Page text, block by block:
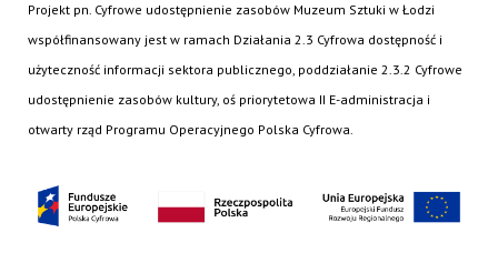
Projekt pn. Cyfrowe udostępnienie zasobów Muzeum Sztuki w Łodzi
współfinansowany jest w ramach Działania 2.3 Cyfrowa dostępność i
użyteczność informacji sektora publicznego, poddziałanie 2.3.2 Cyfrowe
udostępnienie zasobów kultury, oś priorytetowa II E-administracja i
otwarty rząd Programu Operacyjnego Polska Cyfrowa.